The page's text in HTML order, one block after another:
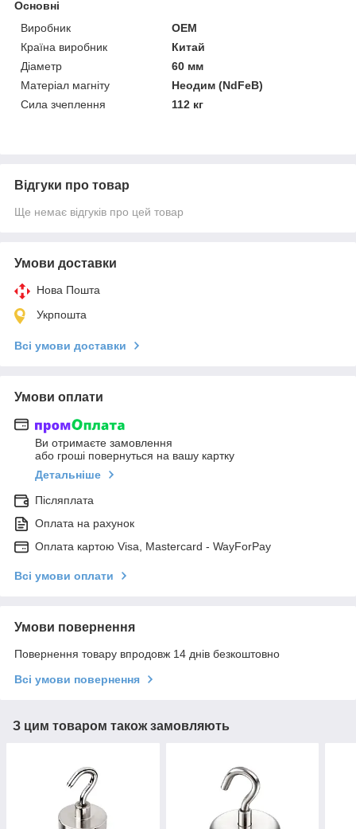
Основні
Виробник
OEM
Країна виробник
Китай
Діаметр
60 мм
Матеріал магніту
Неодим (NdFeB)
Сила зчеплення
112 кг
Відгуки про товар
Ще немає відгуків про цей товар
Умови доставки
Нова Пошта
Укрпошта
Всі умови доставки
Умови оплати
Ви отримаєте замовлення
або гроші повернуться на вашу картку
Детальніше
Післяплата
Оплата на рахунок
Оплата картою Visa, Mastercard - WayForPay
Всі умови оплати
Умови повернення
Повернення товару впродовж 14 днів безкоштовно
Всі умови повернення
З цим товаром також замовляють